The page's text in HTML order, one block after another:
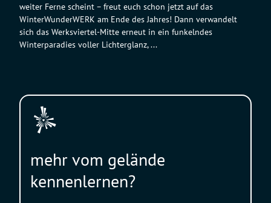
weiter Ferne scheint – freut euch schon jetzt auf das
WinterWunderWERK am Ende des Jahres! Dann verwandelt
sich das Werksviertel-Mitte erneut in ein funkelndes
Winterparadies voller Lichterglanz, ...
mehr vom gelände
kennenlernen?